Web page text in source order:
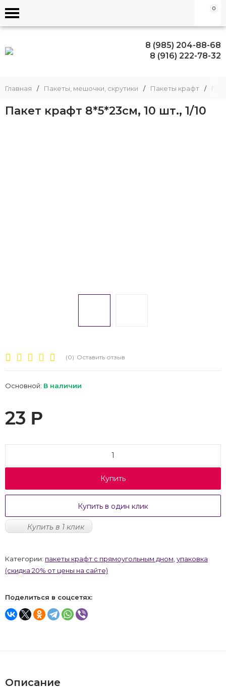
0
8 (985) 204-88-68
8 (916) 222-78-32
Главная / Пакеты, мешочки, скрутики / Пакеты крафт /
Пакет крафт 8*5*23см, 10 шт., 1/10
(0) Оставить отзыв
Основной: В наличии
23 Р
Купить
Купить в один клик
Купить в 1 клик
Категории: пакеты крафт с прямоугольным дном упаковка
(скидка 20% от цены на сайте)
Поделиться в соцсетях:
Описание